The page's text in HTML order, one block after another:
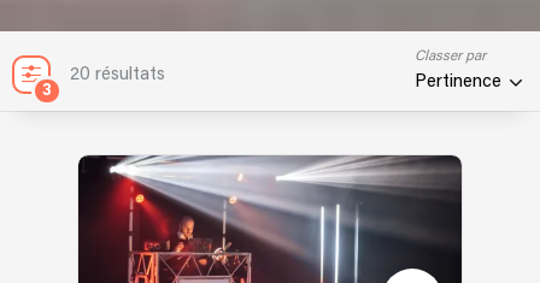
3
20 résultats
Classer par
Pertinence